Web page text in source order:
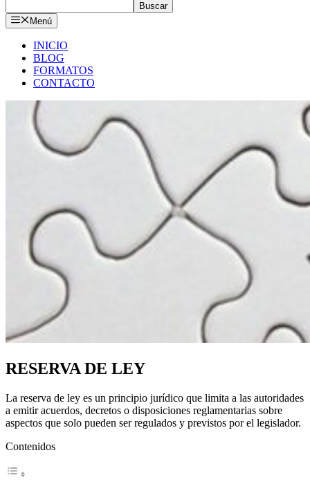
Buscar
Menú
INICIO
BLOG
FORMATOS
CONTACTO
RESERVA DE LEY
La reserva de ley es un principio jurídico que limita a las autoridades
a emitir acuerdos, decretos o disposiciones reglamentarias sobre
aspectos que solo pueden ser regulados y previstos por el legislador.
Contenidos